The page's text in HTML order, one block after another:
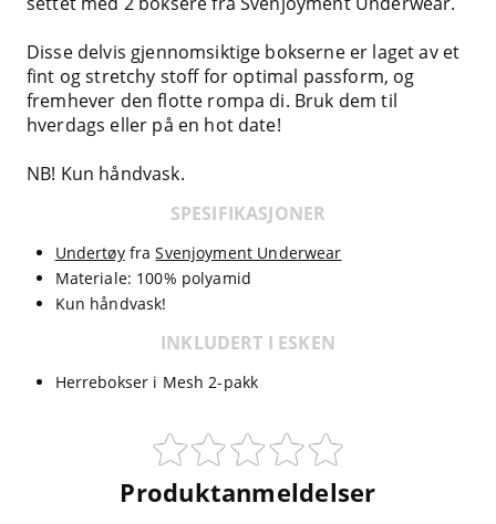
Disse delvis gjennomsiktige bokserne er laget av et
fint og stretchy stoff for optimal passform, og
fremhever den flotte rompa di. Bruk dem til
hverdags eller på en hot date!
NB! Kun håndvask.
SPESIFIKASJONER
UndertøyfraSvenjoyment Underwear
Materiale: 100% polyamid
Kun håndvask!
INKLUDERT I ESKEN
Herrebokser i Mesh 2-pakk
Produktanmeldelser